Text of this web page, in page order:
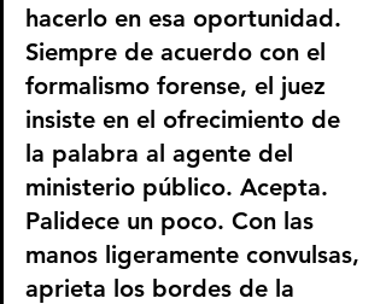
hacerlo en esa oportunidad.
Siempre de acuerdo con el
formalismo forense, el juez
insiste en el ofrecimiento de
la palabra al agente del
ministerio público. Acepta.
Palidece un poco. Con las
manos ligeramente convulsas,
aprieta los bordes de la